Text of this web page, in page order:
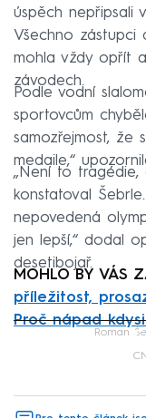
úspěch nepřipsali
Všechno zástupci
mohla vždy opřít
závodech.
Podle vodní
sportovcům
samozřejmost, že
medaile,“
„Není to tragédie,
konstatoval
nepovedená
jen lepší,“ dodal
desetibojař.
MOHLO BY VÁS
příležitost,
Proč nápad
Roman